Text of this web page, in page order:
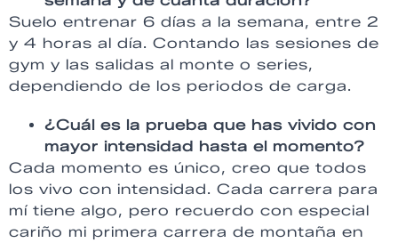
Suelo entrenar 6 días a la semana, entre 2
y 4 horas al día. Contando las sesiones de
gym y las salidas al monte o series,
dependiendo de los periodos de carga.
¿Cuál es la prueba que has vivido con
mayor intensidad hasta el momento?
Cada momento es único, creo que todos
los vivo con intensidad. Cada carrera para
mí tiene algo, pero recuerdo con especial
cariño mi primera carrera de montaña en